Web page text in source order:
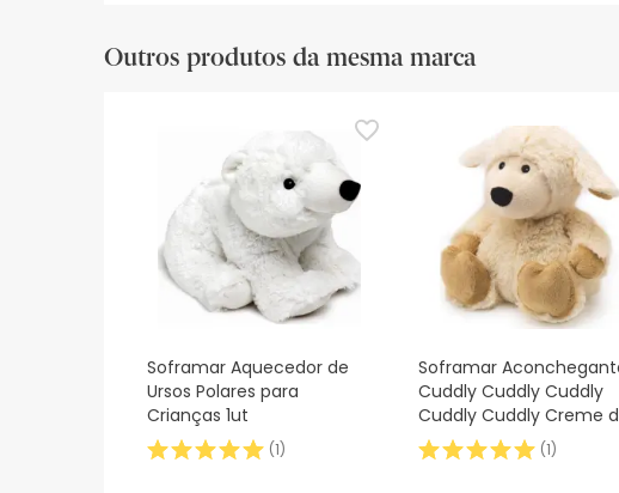
Outros produtos da mesma marca
Soframar Aquecedor de
Ursos Polares para
Crianças 1ut
(1)
Soframar Aconchegante
Cuddly Cuddly Cuddly
Cuddly Cuddly Creme
Ovelha
(1)